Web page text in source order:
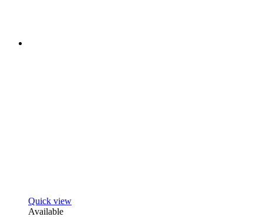
Quick view
Available